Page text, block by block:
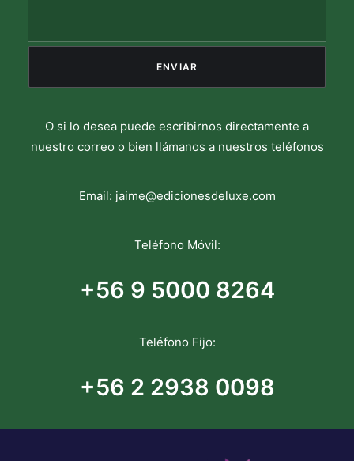
O si lo desea puede escribirnos directamente a
nuestro correo o bien llámanos a nuestros teléfonos
Email: jaime@edicionesdeluxe.com
Teléfono Móvil:
+56 9 5000 8264
Teléfono Fijo:
+56 2 2938 0098